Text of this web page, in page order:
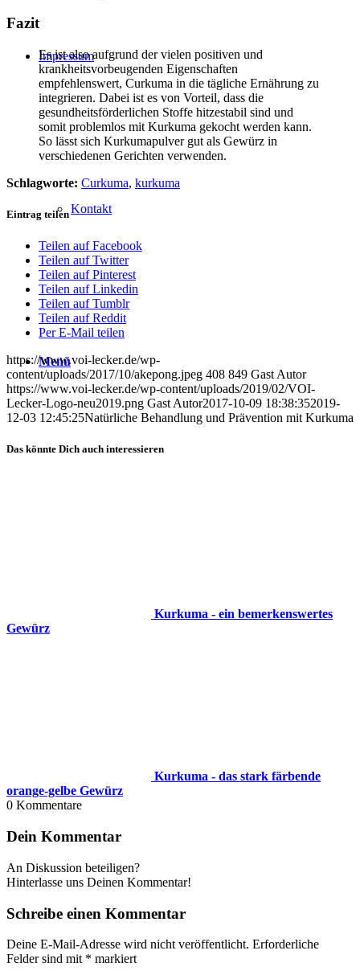
Impressum
Kontakt
Menü
Fazit
Es ist also aufgrund der vielen positiven und
krankheitsvorbeugenden Eigenschaften
empfehlenswert, Curkuma in die tägliche Ernährung zu
integrieren. Dabei ist es von Vorteil, dass die
gesundheitsförderlichen Stoffe hitzestabil sind und
somit problemlos mit Kurkuma gekocht werden kann.
So lässt sich Kurkumapulver gut als Gewürz in
verschiedenen Gerichten verwenden.
Schlagworte: Curkuma, kurkuma
Eintrag teilen
Teilen auf Facebook
Teilen auf Twitter
Teilen auf Pinterest
Teilen auf Linkedin
Teilen auf Tumblr
Teilen auf Reddit
Per E-Mail teilen
https://www.voi-lecker.de/wp-
content/uploads/2017/10/akepong.jpeg 408 849 Gast Autor
https://www.voi-lecker.de/wp-content/uploads/2019/02/VOI-
Lecker-Logo-neu2019.png Gast Autor2017-10-09 18:38:352019-
12-03 12:45:25Natürliche Behandlung und Prävention mit Kurkuma
Das könnte Dich auch interessieren
Kurkuma - ein bemerkenswertes
Gewürz
Kurkuma - das stark färbende
orange-gelbe Gewürz
0 Kommentare
Dein Kommentar
An Diskussion beteiligen?
Hinterlasse uns Deinen Kommentar!
Schreibe einen Kommentar
Deine E-Mail-Adresse wird nicht veröffentlicht. Erforderliche
Felder sind mit * markiert